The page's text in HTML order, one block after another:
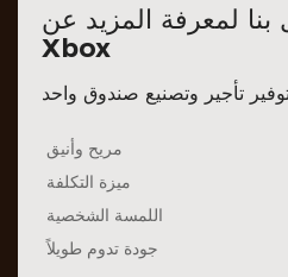
بنا لمعرفة المزيد عن
Xbox
تأجير وتصنيع صندوق واحد
مريح وأنيق
ميزة التكلفة
اللمسة الشخصية
جودة تدوم طويلاً